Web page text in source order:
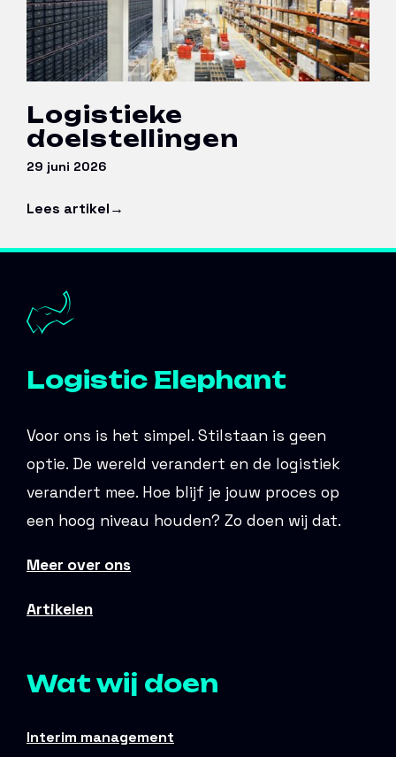
Logistieke
doelstellingen
29 juni 2026
Lees artikel
Logistic Elephant
Voor ons is het simpel. Stilstaan is geen
optie. De wereld verandert en de logistiek
verandert mee. Hoe blijf je jouw proces op
een hoog niveau houden? Zo doen wij dat.
Meer over ons
Artikelen
Wat wij doen
Interim management